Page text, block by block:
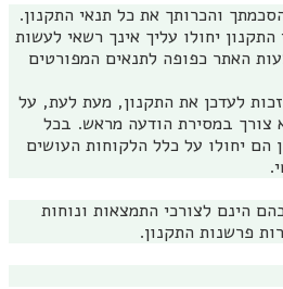
והכרותך את כל תנאי התקנון.
יחולו עליך אינך רשאי לעשות
האתר כפופה לתנאים המפורטים
לעדכן את התקנון, מעת לעת, על
צורך במסירת הודעה מראש. בכל
הם יחולו על כלל הלקוחות העושים
הינם לצורכי התמצאות ונוחות
פרשנות התקנון.